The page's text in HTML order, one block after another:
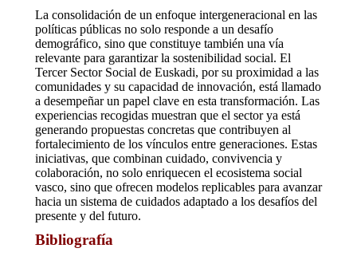
La consolidación de un enfoque intergeneracional en las
políticas públicas no solo responde a un desafío
demográfico, sino que constituye también una vía
relevante para garantizar la sostenibilidad social. El
Tercer Sector Social de Euskadi, por su proximidad a las
comunidades y su capacidad de innovación, está llamado
a desempeñar un papel clave en esta transformación. Las
experiencias recogidas muestran que el sector ya está
generando propuestas concretas que contribuyen al
fortalecimiento de los vínculos entre generaciones. Estas
iniciativas, que combinan cuidado, convivencia y
colaboración, no solo enriquecen el ecosistema social
vasco, sino que ofrecen modelos replicables para avanzar
hacia un sistema de cuidados adaptado a los desafíos del
presente y del futuro.
Bibliografía